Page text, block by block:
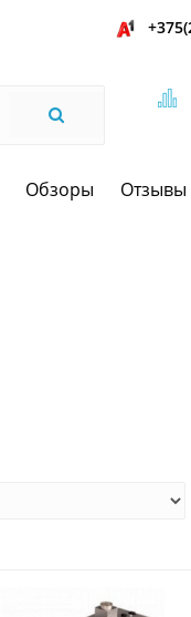
Обзоры Отзывы